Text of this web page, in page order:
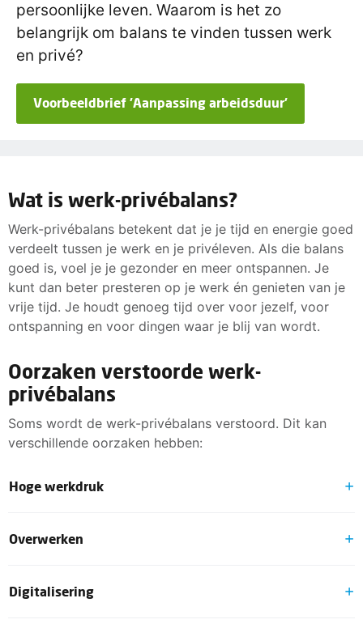
persoonlijke leven. Waarom is het zo
belangrijk om balans te vinden tussen werk
en privé?
Voorbeeldbrief 'Aanpassing arbeidsduur'
Wat is werk-privébalans?
Werk-privébalans betekent dat je je tijd en energie goed
verdeelt tussen je werk en je privéleven. Als die balans
goed is, voel je je gezonder en meer ontspannen. Je
kunt dan beter presteren op je werk én genieten van je
vrije tijd. Je houdt genoeg tijd over voor jezelf, voor
ontspanning en voor dingen waar je blij van wordt.
Oorzaken verstoorde werk-
privébalans
Soms wordt de werk-privébalans verstoord. Dit kan
verschillende oorzaken hebben:
Hoge werkdruk
ben je overmatig vermoeid aan het einde van een
Overwerken
Omdat je deze wilt halen, wordt de werkdruk steeds
Digitalisering